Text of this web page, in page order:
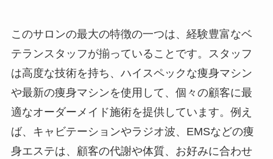
このサロンの最大の特徴の一つは、経験豊富なベ
テランスタッフが揃っていることです。スタッフ
は高度な技術を持ち、ハイスペックな痩身マシン
や最新の痩身マシンを使用して、個々の顧客に最
適なオーダーメイド施術を提供しています。例え
ば、キャビテーションやラジオ波、EMSなどの痩
身エステは、顧客の代謝や体質、お好みに合わせ